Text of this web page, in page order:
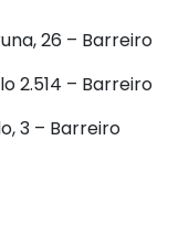
26 – Barreiro
2.514 – Barreiro
3 – Barreiro